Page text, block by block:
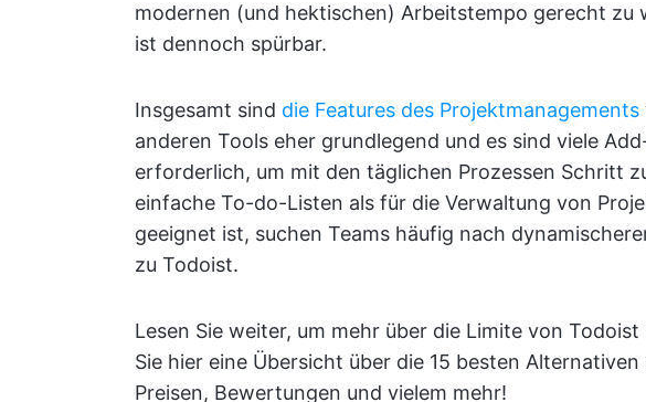
modernen (und hektischen) Arbeitstempo gerecht zu
ist dennoch spürbar.
Insgesamt sind die Features des Projektmanagements
anderen Tools eher grundlegend und es sind viele
erforderlich, um mit den täglichen Prozessen Schritt
einfache To-do-Listen als für die Verwaltung von
geeignet ist, suchen Teams häufig nach
zu Todoist.
Lesen Sie weiter, um mehr über die Limite von
Sie hier eine Übersicht über die 15 besten
Preisen, Bewertungen und vielem mehr!